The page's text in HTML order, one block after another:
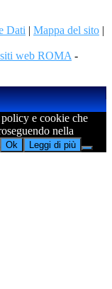
Dati | Mappa del sito |
web ROMA -
e cookie che
nella
Ok Leggi di più